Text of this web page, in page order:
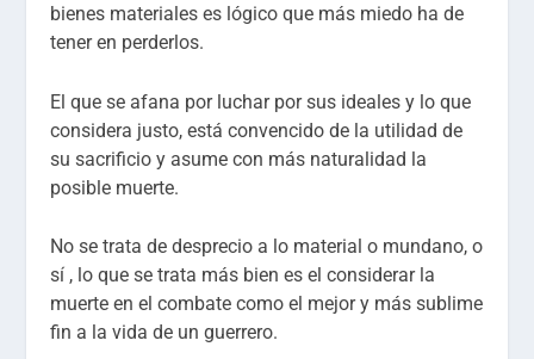
bienes materiales es lógico que más miedo ha de
tener en perderlos.
El que se afana por luchar por sus ideales y lo que
considera justo, está convencido de la utilidad de
su sacrificio y asume con más naturalidad la
posible muerte.
No se trata de desprecio a lo material o mundano, o
sí , lo que se trata más bien es el considerar la
muerte en el combate como el mejor y más sublime
fin a la vida de un guerrero.